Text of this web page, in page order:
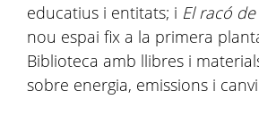
educatius i entitats; i El racó
nou espai fix a la primera
Biblioteca amb llibres i
sobre energia, emissions i